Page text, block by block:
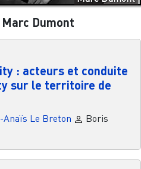
Dumont
: acteurs et conduite
sur le territoire de
Anaïs Le Breton
Boris